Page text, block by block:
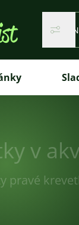
v
pravé